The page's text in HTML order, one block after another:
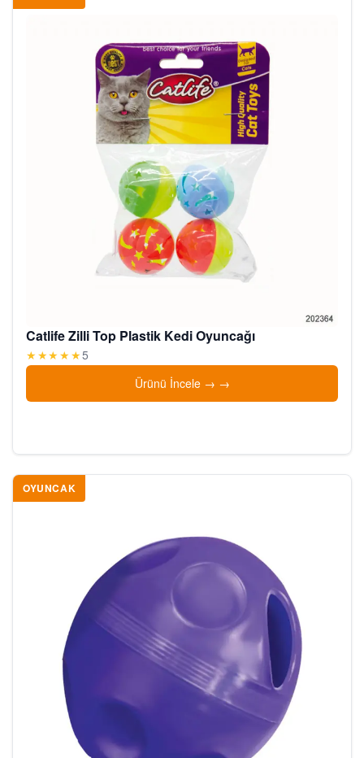
Catlife Zilli Top Plastik Kedi Oyuncağı
★★★★★5
Ürünü İncele →
OYUNCAK